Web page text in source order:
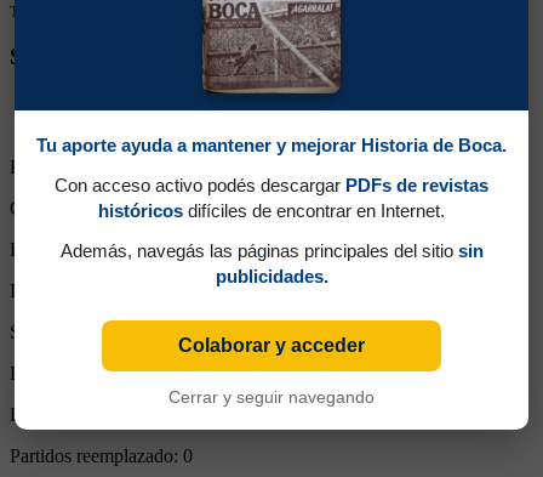
Tu colaboración ayuda a mantener este archivo histórico en línea
SEGUINOS EN REDES SOCIALES
Partidos Jugados:
Goles Convertidos:2 (0.50)
Partidos de titular:4
Ingresos desde el banco:
Suplente:
Partidos completos:4
Expulsiones:
Partidos reemplazado: 0
Tu aporte ayuda a mantener y mejorar Historia de Boca.
Con acceso activo podés descargar PDFs de revistas
históricos difíciles de encontrar en Internet.
Además, navegás las páginas principales del sitio sin
publicidades.
Colaborar y acceder
Cerrar y seguir navegando